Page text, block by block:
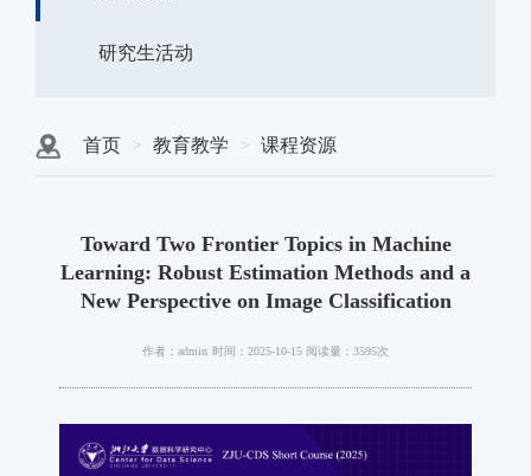
研究生活动
首页 教育教学 课程资源
Toward Two Frontier Topics in Machine
Learning: Robust Estimation Methods and a
New Perspective on Image Classification
作者：admin 时间：2025-10-15 阅读量：3595次